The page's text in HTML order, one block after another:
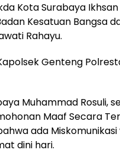
Kota Surabaya
Kesatuan Bangsa
Rahayu.
Genteng
Muhammad Rosuli,
Maaf Secara
ada
dini hari.